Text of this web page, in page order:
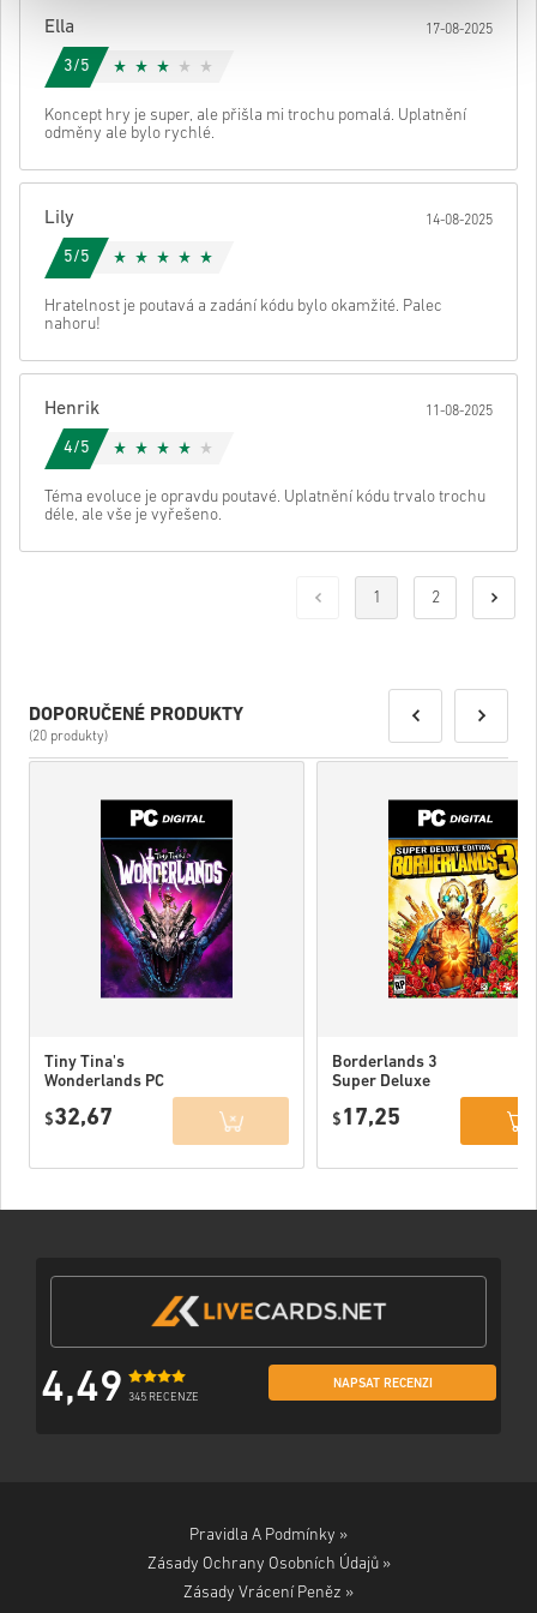
kódu.
Ella 17-08-2025
3/5
Koncept hry je super, ale přišla mi trochu pomalá. Uplatnění
odměny ale bylo rychlé.
Lily 14-08-2025
5/5
Hratelnost je poutavá a zadání kódu bylo okamžité. Palec
nahoru!
Henrik 11-08-2025
4/5
Téma evoluce je opravdu poutavé. Uplatnění kódu trvalo trochu
déle, ale vše je vyřešeno.
1 2
DOPORUČENÉ PRODUKTY
(20 produkty)
Tiny Tina's
Wonderlands PC
$32,67
Borderlands 3
Super Deluxe
Games) EU
$ 17,25
4,49 345 RECENZE
NAPSAT RECENZI
Pravidla A Podmínky »
Zásady Ochrany Osobních Údajů »
Zásady Vrácení Peněz »